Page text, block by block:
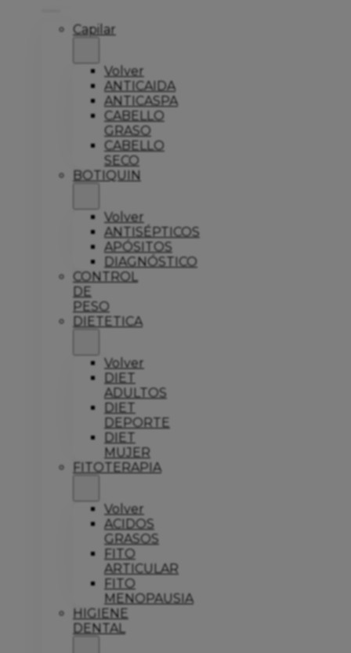
Capilar
Volver
ANTICAIDA
ANTICASPA
CABELLO
GRASO
CABELLO
SECO
BOTIQUIN
Volver
ANTISÉPTICOS
APÓSITOS
DIAGNÓSTICO
CONTROL
DE
PESO
DIETETICA
Volver
DIET
ADULTOS
DIET
DEPORTE
DIET
MUJER
FITOTERAPIA
Volver
ACIDOS
GRASOS
FITO
ARTICULAR
FITO
MENOPAUSIA
HIGIENE
DENTAL